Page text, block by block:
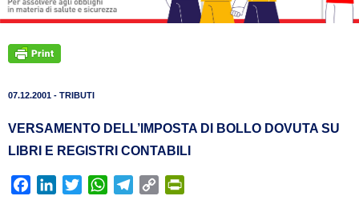
07.12.2001 - TRIBUTI
VERSAMENTO DELL’IMPOSTA DI BOLLO DOVUTA SU
LIBRI E REGISTRI CONTABILI
W
C